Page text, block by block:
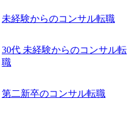
未経験からのコンサル転職
30代 未経験からのコンサル転
職
第二新卒のコンサル転職